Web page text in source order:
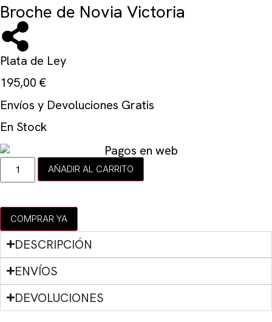
Broche de Novia Victoria
Plata de Ley
195,00 €
Envíos y Devoluciones Gratis
En Stock
AÑADIR AL CARRITO
COMPRAR YA
DESCRIPCIÓN
ENVÍOS
DEVOLUCIONES